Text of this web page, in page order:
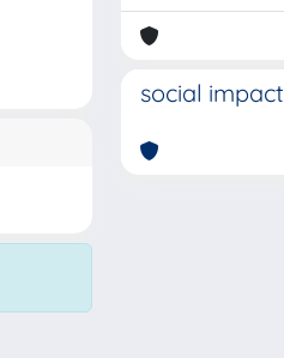
social impact